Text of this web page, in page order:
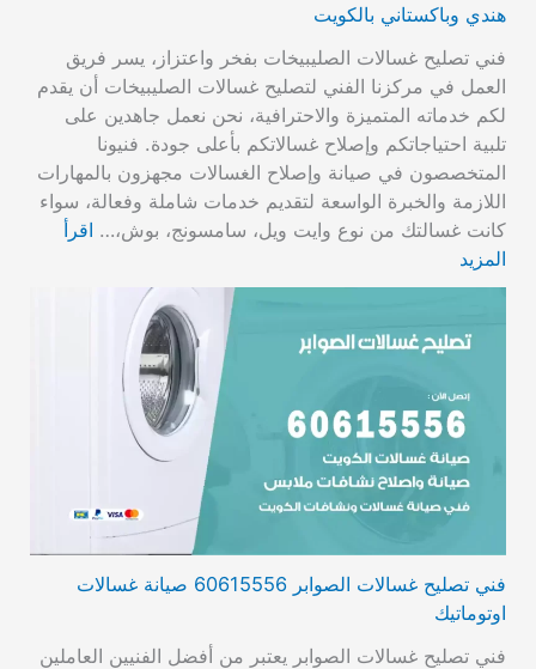
هندي وباكستاني بالكويت
فني تصليح غسالات الصليبيخات بفخر واعتزاز، يسر فريق
العمل في مركزنا الفني لتصليح غسالات الصليبيخات أن يقدم
لكم خدماته المتميزة والاحترافية، نحن نعمل جاهدين على
تلبية احتياجاتكم وإصلاح غسالاتكم بأعلى جودة. فنيونا
المتخصصون في صيانة وإصلاح الغسالات مجهزون بالمهارات
اللازمة والخبرة الواسعة لتقديم خدمات شاملة وفعالة، سواء
كانت غسالتك من نوع وايت ويل، سامسونج، بوش،… اقرأ
المزيد
فني تصليح غسالات الصوابر 60615556 صيانة غسالات
اوتوماتيك
فني تصليح غسالات الصوابر يعتبر من أفضل الفنيين العاملين